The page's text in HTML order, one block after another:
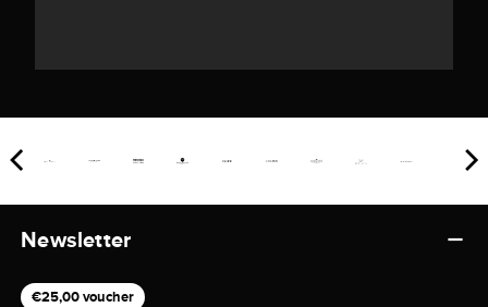
Newsletter
€25,00 voucher